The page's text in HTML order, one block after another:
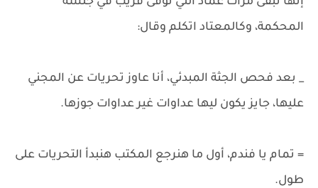
المحكمة، وكالمعتاد اتكلم وقال:
_ بعد فحص الجثة المبدئي، أنا عاوز تحريات عن المجني
عليها، جايز يكون ليها عداوات غير عداوات جوزها.
= تمام يا فندم، أول ما هنرجع المكتب هنبدأ التحريات على
طول.